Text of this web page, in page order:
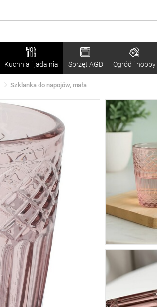
Kuchnia i jadalnia Sprzęt AGD Ogród i hobby
Szklanka do napojów, mała